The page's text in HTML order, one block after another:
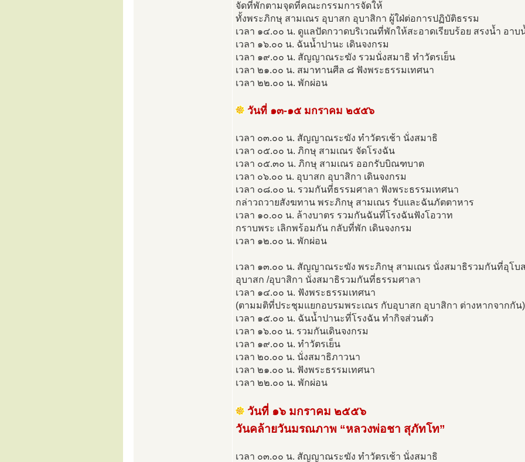
จัดที่พักตามจุดที่คณะกรรมการจัดให้
ทั้งพระภิกษุ สามเณร อุบาสก อุบาสิกา ผู้ใฝ่ต่อการปฏิบัติธรรม
เวลา ๑๔.๐๐ น. ดูแลปัดกวาดบริเวณที่พักให้สะอาดเรียบร้อย สรงนํ้า อาบ
เวลา ๑๖.๐๐ น. ฉันนํ้าปานะ เดินจงกรม
เวลา ๑๙.๐๐ น. สัญญาณระฆัง รวมนั่งสมาธิ ทำวัตรเย็น
เวลา ๒๑.๐๐ น. สมาทานศีล ๘ ฟังพระธรรมเทศนา
เวลา ๒๒.๐๐ น. พักผ่อน
วันที่ ๑๓-๑๕ มกราคม ๒๕๕๖
เวลา ๐๓.๐๐ น. สัญญาณระฆัง ทำวัตรเช้า นั่งสมาธิ
เวลา ๐๕.๐๐ น. ภิกษุ สามเณร จัดโรงฉัน
เวลา ๐๕.๓๐ น. ภิกษุ สามเณร ออกรับบิณฑบาต
เวลา ๐๖.๐๐ น. อุบาสก อุบาสิกา เดินจงกรม
เวลา ๐๘.๐๐ น. รวมกันที่ธรรมศาลา ฟังพระธรรมเทศนา
กล่าวถวายสังฆทาน พระภิกษุ สามเณร รับและฉันภัตตาหาร
เวลา ๑๐.๐๐ น. ล้างบาตร รวมกันฉันที่โรงฉันฟังโอวาท
กราบพระ เลิกพร้อมกัน กลับที่พัก เดินจงกรม
เวลา ๑๒.๐๐ น. พักผ่อน
เวลา ๑๓.๐๐ น. สัญญาณระฆัง พระภิกษุ สามเณร นั่งสมาธิรวมกันที่อุโบ
อุบาสก /อุบาสิกา นั่งสมาธิรวมกันที่ธรรมศาลา
เวลา ๑๔.๐๐ น. ฟังพระธรรมเทศนา
(ตามมติที่ประชุมแยกอบรมพระเณร กับอุบาสก อุบาสิกา ต่างหากจากกัน)
เวลา ๑๕.๐๐ น. ฉันนํ้าปานะที่โรงฉัน ทำกิจส่วนตัว
เวลา ๑๖.๐๐ น. รวมกันเดินจงกรม
เวลา ๑๙.๐๐ น. ทำวัตรเย็น
เวลา ๒๐.๐๐ น. นั่งสมาธิภาวนา
เวลา ๒๑.๐๐ น. ฟังพระธรรมเทศนา
เวลา ๒๒.๐๐ น. พักผ่อน
วันที่ ๑๖ มกราคม ๒๕๕๖
วันคล้ายวันมรณภาพ “หลวงพ่อชา สุภัทโท”
เวลา ๐๓.๐๐ น. สัญญาณระฆัง ทำวัตรเช้า นั่งสมาธิ